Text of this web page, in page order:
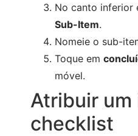
No canto inferior
Sub-Item.
Nomeie o sub-
Toque em
móvel.
Atribuir um
checklist